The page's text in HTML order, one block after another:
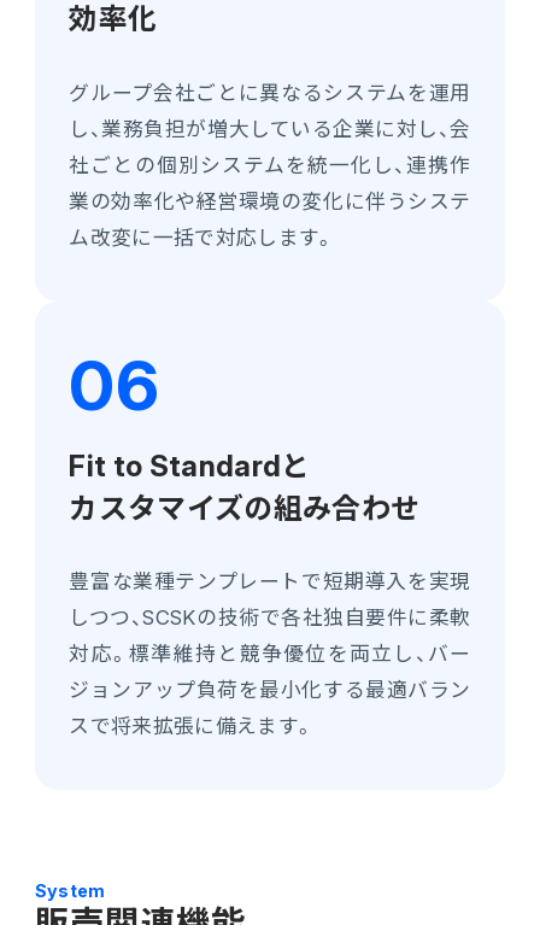
効率化
グループ会社ごとに異なるシステムを運用
し、業務負担が増大している企業に対し、会
社ごとの個別システムを統一化し、連携作
業の効率化や経営環境の変化に伴うシステ
ム改変に一括で対応します。
Fit to Standardと
カスタマイズの組み合わせ
豊富な業種テンプレートで短期導入を実現
しつつ、SCSKの技術で各社独自要件に柔軟
対応。標準維持と競争優位を両立し、バー
ジョンアップ負荷を最小化する最適バラン
スで将来拡張に備えます。
System